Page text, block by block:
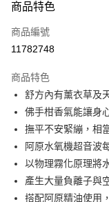
信用卡一次付款
LINE Pay
街口支付
悠遊付
全盈+PAY
大哥付你分期
相關說明
【大哥付你分期使用說
商品特色
商品編號
11782748
商品特色
舒方內有薰衣草及
佛手柑香氣能讓身
撫平不安緊繃，相
阿原水氧機超音波
以物理霧化原理將
產生大量負離子與
搭配阿原精油使用